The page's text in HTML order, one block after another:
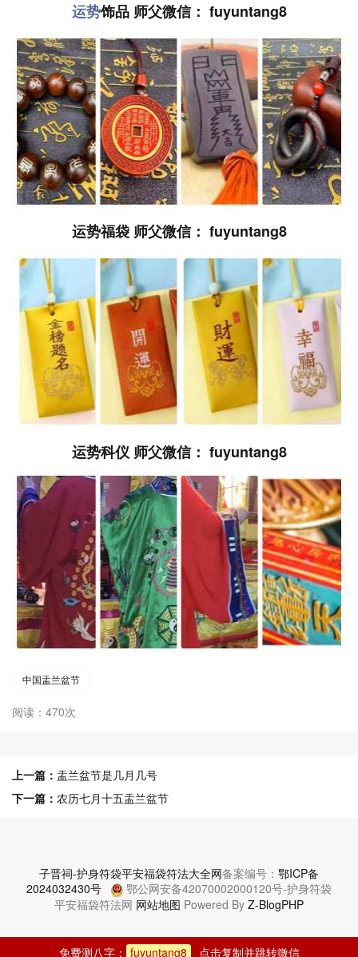
运势饰品 师父微信： fuyuntang8
运势福袋 师父微信： fuyuntang8
运势科仪 师父微信： fuyuntang8
中国盂兰盆节
阅读：470次
上一篇： 盂兰盆节是几月几号
下一篇： 农历七月十五盂兰盆节
子晋祠-护身符袋平安福袋符法大全网备案编号： 鄂ICP备
2024032430号
鄂公网安备42070002000120号-护身符袋
平安福袋符法网 网站地图 Powered By Z-BlogPHP
免费测八字： fuyuntang8 点击复制并跳转微信